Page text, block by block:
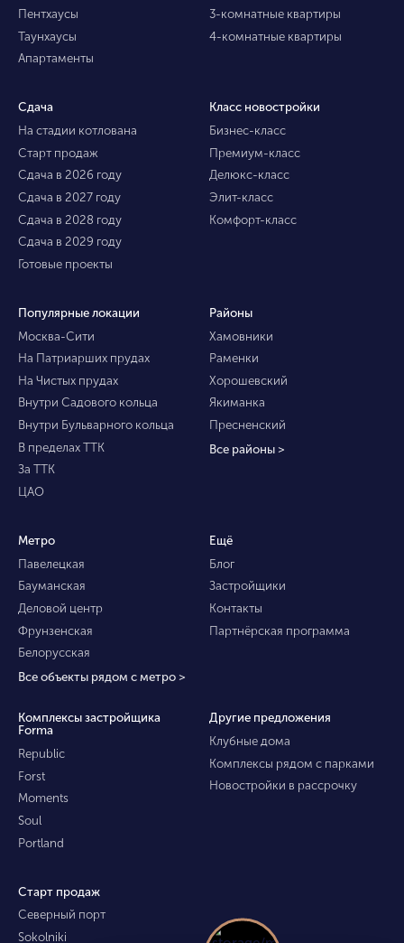
Пентхаусы
Таунхаусы
Апартаменты
3-комнатные квартиры
4-комнатные квартиры
Сдача
На стадии котлована
Старт продаж
Сдача в 2026 году
Сдача в 2027 году
Сдача в 2028 году
Сдача в 2029 году
Готовые проекты
Класс новостройки
Бизнес-класс
Премиум-класс
Делюкс-класс
Элит-класс
Комфорт-класс
Популярные локации
Москва-Сити
На Патриарших прудах
На Чистых прудах
Внутри Садового кольца
Внутри Бульварного кольца
В пределах ТТК
За ТТК
ЦАО
Районы
Хамовники
Раменки
Хорошевский
Якиманка
Пресненский
Все районы >
Метро
Павелецкая
Бауманская
Деловой центр
Фрунзенская
Белорусская
Все объекты рядом с метро >
Ещё
Блог
Застройщики
Контакты
Партнёрская программа
Комплексы застройщика
Forma
Republic
Forst
Moments
Soul
Portland
Другие предложения
Клубные дома
Комплексы рядом с парками
Новостройки в рассрочку
Старт продаж
Северный порт
Sokolniki